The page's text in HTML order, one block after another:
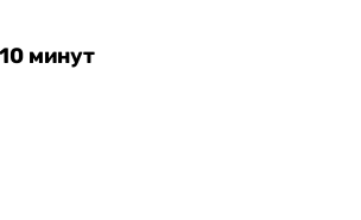
10 минут